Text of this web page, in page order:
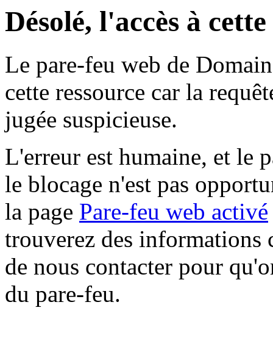
Désolé, l'accès à
Le pare-feu web de
cette ressource car la
jugée suspicieuse.
L'erreur est humaine, et le
le blocage n'est pas
la page Pare-feu web activé
trouverez des informations
de nous contacter pour
du pare-feu.